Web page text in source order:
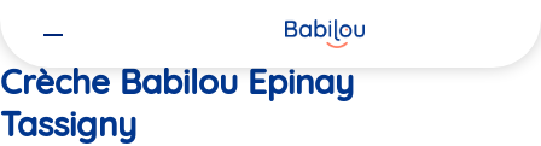
Crèche Babilou Epinay
Tassigny